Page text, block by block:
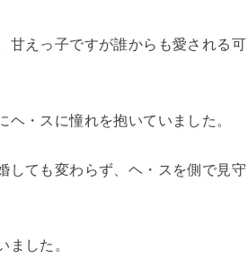
甘えっ子ですが誰からも愛される可
・スに憧れを抱いていました。
しても変わらず、ヘ・スを側で見守
した。